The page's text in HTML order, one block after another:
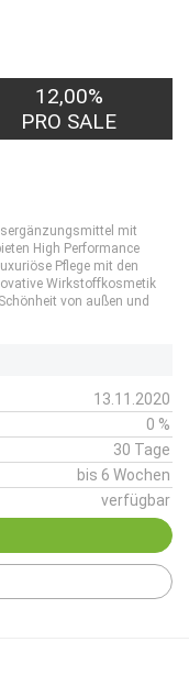
12,00%
PRO SALE
mit
High Performance
Pflege mit den
Wirkstoffkosmetik
von außen und
13.11.2020
0 %
30 Tage
bis 6 Wochen
verfügbar